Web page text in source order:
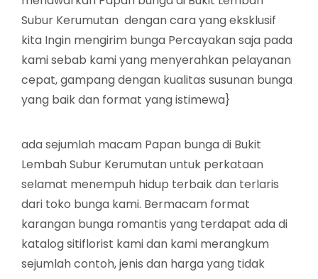
Subur Kerumutan dengan cara yang eksklusif
kita Ingin mengirim bunga Percayakan saja pada
kami sebab kami yang menyerahkan pelayanan
cepat, gampang dengan kualitas susunan bunga
yang baik dan format yang istimewa}
ada sejumlah macam Papan bunga di Bukit
Lembah Subur Kerumutan untuk perkataan
selamat menempuh hidup terbaik dan terlaris
dari toko bunga kami. Bermacam format
karangan bunga romantis yang terdapat ada di
katalog sitiflorist kami dan kami merangkum
sejumlah contoh, jenis dan harga yang tidak